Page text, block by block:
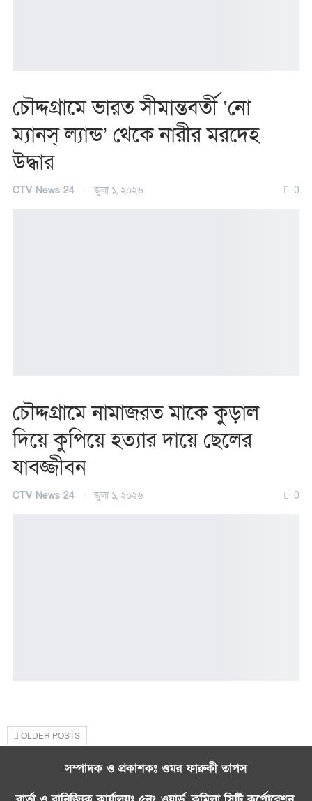
চৌদ্দগ্রামে ভারত সীমান্তবর্তী ‘নো
ম্যানস্ ল্যান্ড’ থেকে নারীর মরদেহ
উদ্ধার
CTV News 24 জুলা ১, ২০২৬ 0
চৌদ্দগ্রামে নামাজরত মাকে কুড়াল
দিয়ে কুপিয়ে হত্যার দায়ে ছেলের
যাবজ্জীবন
CTV News 24 জুলা ১, ২০২৬ 0
OLDER POSTS
সম্পাদক ও প্রকাশকঃ ওমর ফারুকী তাপস